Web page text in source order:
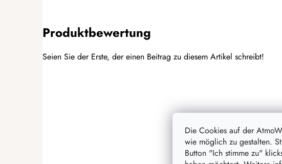
Die Cookies auf der
wie möglich zu gestalten.
Button "Ich stimme zu"
Produktbewertung
Seien Sie der Erste, der einen Beitrag zu diesem Artikel schreibt!